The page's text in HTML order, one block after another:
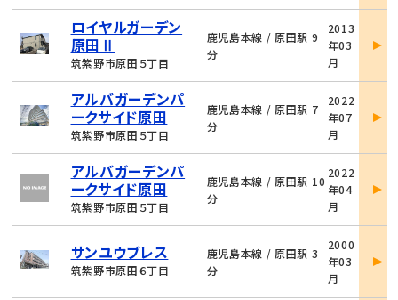
ロイヤルガーデン
原田Ⅱ
筑紫野市原田５丁目
鹿児島本線 / 原田駅 9
分
2013
年03
月
詳
アルバガーデンパ
ークサイド原田
筑紫野市原田５丁目
鹿児島本線 / 原田駅 7
分
2022
年07
月
詳
アルバガーデンパ
ークサイド原田
筑紫野市原田５丁目
鹿児島本線 / 原田駅 10
分
2022
年04
月
詳
サンユウブレス
筑紫野市原田６丁目
鹿児島本線 / 原田駅 3
分
2000
年03
月
詳